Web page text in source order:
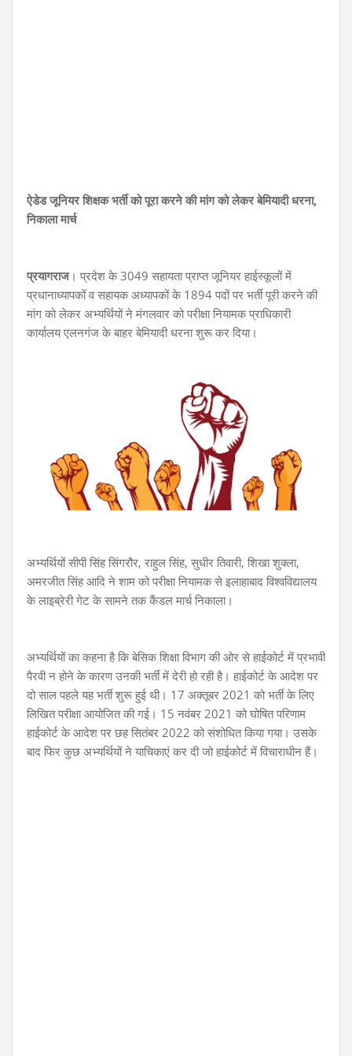
ऐडेड जूनियर शिक्षक भर्ती को पूरा करने की मांग को लेकर बेमियादी धरना,
निकाला मार्च
प्रयागराज। प्रदेश के 3049 सहायता प्राप्त जूनियर हाईस्कूलों में
प्रधानाध्यापकों व सहायक अध्यापकों के 1894 पदों पर भर्ती पूरी करने की
मांग को लेकर अभ्यर्थियों ने मंगलवार को परीक्षा नियामक प्राधिकारी
कार्यालय एलनगंज के बाहर बेमियादी धरना शुरू कर दिया।
अभ्यर्थियों सीपी सिंह सिंगरौर, राहुल सिंह, सुधीर तिवारी, शिखा शुक्ला,
अमरजीत सिंह आदि ने शाम को परीक्षा नियामक से इलाहाबाद विश्वविद्यालय
के लाइब्रेरी गेट के सामने तक कैंडल मार्च निकाला।
अभ्यर्थियों का कहना है कि बेसिक शिक्षा विभाग की ओर से हाईकोर्ट में प्रभावी
पैरवी न होने के कारण उनकी भर्ती में देरी हो रही है। हाईकोर्ट के आदेश पर
दो साल पहले यह भर्ती शुरू हुई थी। 17 अक्तूबर 2021 को भर्ती के लिए
लिखित परीक्षा आयोजित की गई। 15 नवंबर 2021 को घोषित परिणाम
हाईकोर्ट के आदेश पर छह सितंबर 2022 को संशोधित किया गया। उसके
बाद फिर कुछ अभ्यर्थियों ने याचिकाएं कर दी जो हाईकोर्ट में विचाराधीन हैं।